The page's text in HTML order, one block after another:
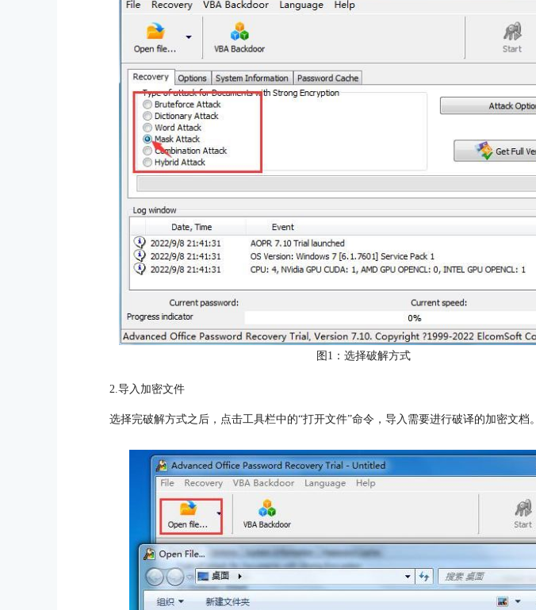
图1：选择破解方式
2.导入加密文件
选择完破解方式之后，点击工具栏中的“打开文件”命令，导入需要进行破译的加密文档。